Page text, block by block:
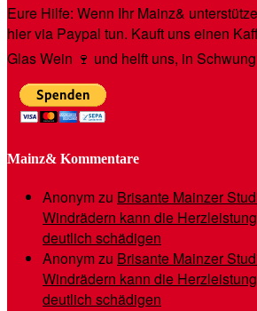
Eure Hilfe: Wenn Ihr Mainz&
hier via Paypal tun. Kauft uns einen
Glas Wein 🍷 und helft uns, in
Mainz& Kommentare
Anonymzu Brisante Mainzer
Windrädern kann die
deutlich schädigen
Anonymzu Brisante Mainzer
Windrädern kann die
deutlich schädigen